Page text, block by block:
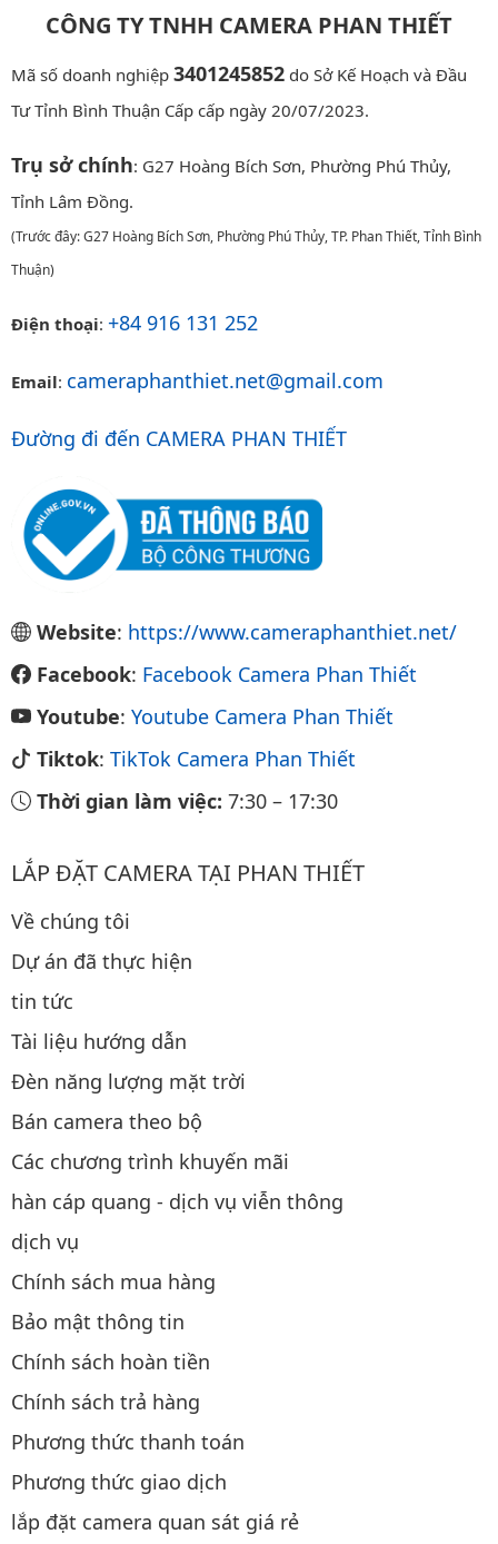
CÔNG TY TNHH CAMERA PHAN THIẾT
Mã số doanh nghiệp 3401245852 do Sở Kế Hoạch và Đầu
Tư Tỉnh Bình Thuận Cấp cấp ngày 20/07/2023.
Trụ sở chính: G27 Hoàng Bích Sơn, Phường Phú Thủy,
Tỉnh Lâm Đồng.
(Trước đây: G27 Hoàng Bích Sơn, Phường Phú Thủy, TP. Phan Thiết, Tỉnh Bình
Thuận)
Điện thoại: +84 916 131 252
Email: cameraphanthiet.net@gmail.com
Đường đi đến CAMERA PHAN THIẾT
Website: https://www.cameraphanthiet.net/
Facebook: Facebook Camera Phan Thiết
Youtube: Youtube Camera Phan Thiết
Tiktok: TikTok Camera Phan Thiết
Thời gian làm việc: 7:30 – 17:30
LẮP ĐẶT CAMERA TẠI PHAN THIẾT
Về chúng tôi
Dự án đã thực hiện
tin tức
Tài liệu hướng dẫn
Đèn năng lượng mặt trời
Bán camera theo bộ
Các chương trình khuyến mãi
hàn cáp quang - dịch vụ viễn thông
dịch vụ
Chính sách mua hàng
Bảo mật thông tin
Chính sách hoàn tiền
Chính sách trả hàng
Phương thức thanh toán
Phương thức giao dịch
lắp đặt camera quan sát giá rẻ